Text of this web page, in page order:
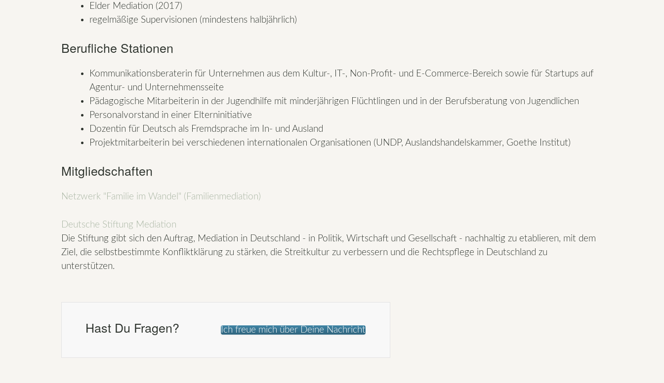
Elder Mediation (2017)
regelmäßige Supervisionen (mindestens halbjährlich)
Berufliche Stationen
Kommunikationsberaterin für Unternehmen aus dem Kultur-, IT-, Non-Profit- und E-Commerce-Bereich sowie für Startups auf
Agentur- und Unternehmensseite
Pädagogische Mitarbeiterin in der Jugendhilfe mit minderjährigen Flüchtlingen und in der Berufsberatung von Jugendlichen
Personalvorstand in einer Elterninitiative
Dozentin für Deutsch als Fremdsprache im In- und Ausland
Projektmitarbeiterin bei verschiedenen internationalen Organisationen (UNDP, Auslandshandelskammer, Goethe Institut)
Mitgliedschaften
Netzwerk "Familie im Wandel" (Familienmediation)
Deutsche Stiftung Mediation
Die Stiftung gibt sich den Auftrag, Mediation in Deutschland - in Politik, Wirtschaft und Gesellschaft - nachhaltig zu etablieren, mit dem
Ziel, die selbstbestimmte Konfliktklärung zu stärken, die Streitkultur zu verbessern und die Rechtspflege in Deutschland zu
unterstützen.
Hast Du Fragen? Ich freue mich über Deine Nachricht